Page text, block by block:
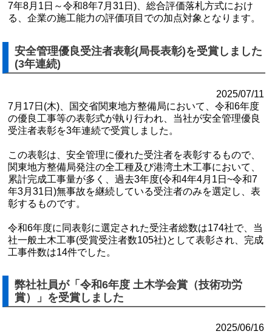
7年8月1日～令和8年7月31日)、総合評価落札方式におけ
る、企業の施工能力の評価項目での加点対象となります。
安全管理優良受注者表彰(局長表彰)を受賞しました
(3年連続)
2025/07/11
7月17日(木)、国交省関東地方整備局において、令和6年度
の優良工事等の表彰式が執り行われ、当社が安全管理優良
受注者表彰を3年連続で受賞しました。
この表彰は、安全管理に優れた受注者を表彰するもので、
関東地⽅整備局発注の全⼯種及び港湾⼟⽊⼯事において、
累計完成工事量が多く、過去3年度(令和4年4⽉1⽇~令和7
年3⽉31⽇)無事故を継続している受注者のみを選定し、表
彰するものです。
令和6年度に同表彰に選定された受注者総数は174社で、当
社⼀般⼟⽊⼯事(受賞受注者数105社)として表彰され、完成
⼯事件数は14件でした。
弊社社員が「令和6年度 土木学会賞（技術功労
賞）」を受賞しました
2025/06/16